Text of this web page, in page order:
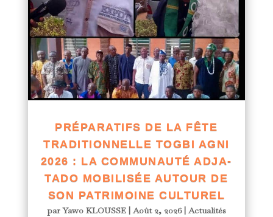
PRÉPARATIFS DE LA FÊTE
TRADITIONNELLE TOGBI AGNI
2026 : LA COMMUNAUTÉ ADJA-
TADO MOBILISÉE AUTOUR DE
SON PATRIMOINE CULTUREL
parYawo KLOUSSE|Août 2, 2026|Actualités